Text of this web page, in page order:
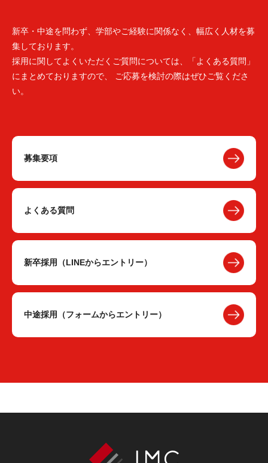
新卒・中途を問わず、学部やご経験に関係なく、幅広く人材を募
集しております。
採用に関してよくいただくご質問については、「よくある質問」
にまとめておりますので、 ご応募を検討の際はぜひご覧くださ
い。
募集要項
よくある質問
新卒採用（LINEからエントリー）
中途採用（フォームからエントリー）